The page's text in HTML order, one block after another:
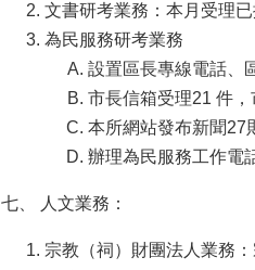
文書研考業務：本月受理
為民服務研考業務
設置區長專線電話、
市長信箱受理21 件
本所網站發布新聞27
辦理為民服務工作電
七、 人文業務：
宗教（祠）財團法人業務